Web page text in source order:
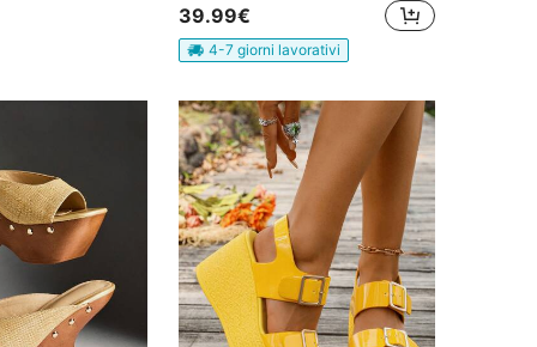
39.99€
4-7 giorni lavorativi